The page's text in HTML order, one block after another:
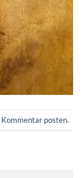
Kommentar posten.